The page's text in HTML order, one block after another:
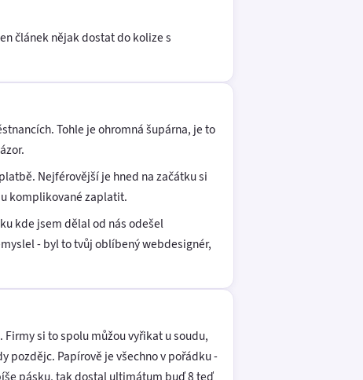
článek nějak dostat do kolize s
Tohle je ohromná šupárna, je to
Nejférovější je hned na začátku si
komplikované zaplatit.
kde jsem dělal od nás odešel
- byl to tvůj oblíbený webdesignér,
si to spolu můžou vyřikat u soudu,
pozdějc. Papírově je všechno v pořádku -
pásku, tak dostal ultimátum buď 8 teď